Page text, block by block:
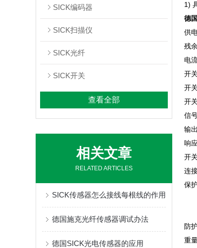
SICK编码器
SICK扫描仪
SICK光纤
SICK开关
查看全部
相关文章
RELATED ARTICLES
SICK传感器怎么接线每根线的作用
德国施克光纤传感器调试办法
德国SICK光电传感器的应用
1)
德
供
残
电
开
开
开
信
输
响
开
连
保
防
重